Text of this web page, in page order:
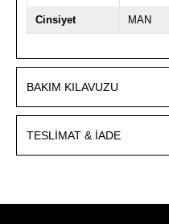
Cinsiyet MAN
BAKIM KILAVUZU
TESLIMAT & İADE